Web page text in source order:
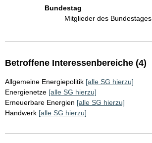
Bundestag
Mitglieder des Bundestages
Betroffene Interessenbereiche (4)
Allgemeine Energiepolitik [alle SG hierzu]
Energienetze [alle SG hierzu]
Erneuerbare Energien [alle SG hierzu]
Handwerk [alle SG hierzu]